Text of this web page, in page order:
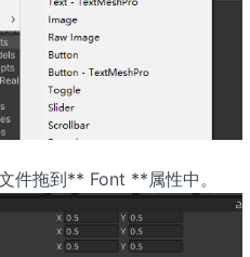
件拖到** Font **属性中。